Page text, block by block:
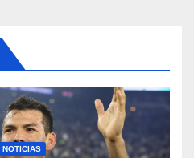
NOTICIAS